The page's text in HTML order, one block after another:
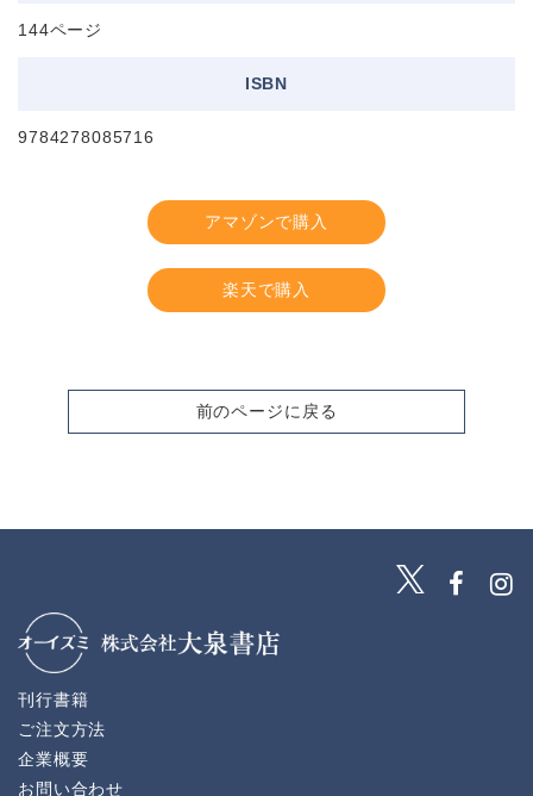
144ページ
ISBN
9784278085716
アマゾンで購入
楽天で購入
前のページに戻る
刊行書籍
ご注文方法
企業概要
お問い合わせ